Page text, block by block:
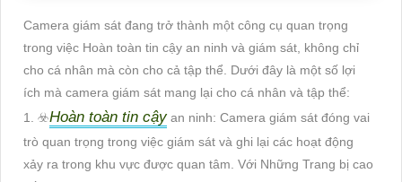
Camera giám sát đang trở thành một công cụ quan trọng
trong việc Hoàn toàn tin cậy an ninh và giám sát, không chỉ
cho cá nhân mà còn cho cả tập thể. Dưới đây là một số lợi
ích mà camera giám sát mang lại cho cá nhân và tập thể:
1. ☣️Hoàn toàn tin cậyan ninh: Camera giám sát đóng vai
trò quan trọng trong việc giám sát và ghi lại các hoạt động
xảy ra trong khu vực được quan tâm. Với Những Trang bị cao